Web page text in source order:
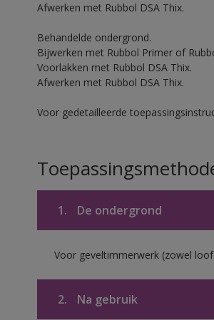
Afwerken met Rubbol DSA Thix.
Behandelde ondergrond.
Bijwerken met Rubbol Primer of
Voorlakken met Rubbol DSA Thix.
Afwerken met Rubbol DSA Thix.
Voor gedetailleerde
1. De ondergrond
Voor geveltimmerwerk (zowel
2. Na gebruik